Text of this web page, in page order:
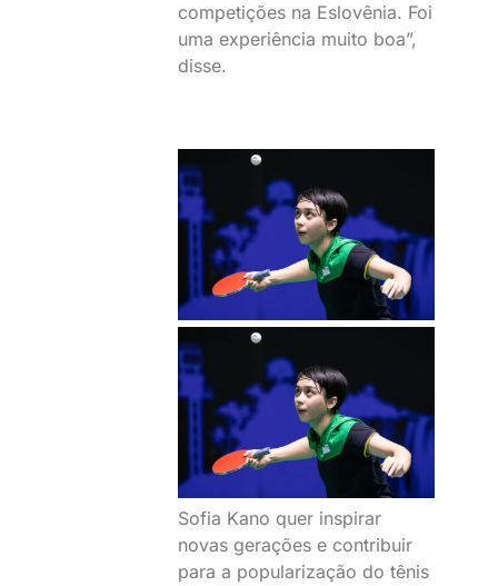
competições na Eslovênia. Foi
uma experiência muito boa”,
disse.
Sofia Kano quer inspirar
novas gerações e contribuir
para a popularização do tênis